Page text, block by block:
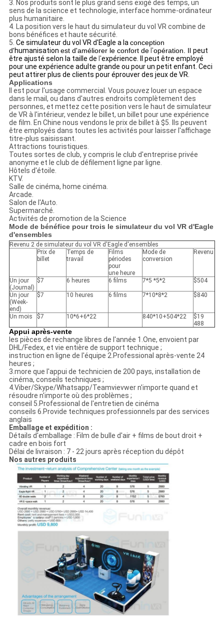
3. Nos produits sont le plus grand sens exigé des temps, un
sens de la science et technologie, interface homme-ordinateur
plus humanitaire.
4. La position vers le haut du simulateur du vol VR combine de
bons bénéfices et haute sécurité.
5. Ce simulateur du vol VR d'Eagle a la conception
d'humanisation est d'améliorer le confort del'opération. Il peut
être ajusté selon la taille de l'expérience. Il peut être employé
pour une expérience adulte grande ou pour un petit enfant. Ceci
peut attirer plus de clients pour éprouver des jeux de VR.
Applications
Il est pour l'usage commercial. Vous pouvez louer un espace
dans le mail, ou dans d'autres endroits complètement des
personnes, et mettez cette position vers le haut de simulateur
de VR à l'intérieur, vendez le billet, un billet pour une expérience
de film. En Chine nous vendons le prix de billet à $5. Ils peuvent
être employés dans toutes les activités pour laisser l'affichage
titre-plus saisissant.
Attractions touristiques.
Toutes sortes de club, y compris le club d'entreprise privée
anonyme et le club de défilement ligne par ligne.
Hôtels d'étoile.
KTV.
Salle de cinéma, home cinéma.
Arcade.
Salon de l'Auto.
Supermarché.
Activités de promotion de la Science
Mode de bénéfice pour trois le simulateur du vol VR d'Eagle
d'ensembles
Revenu 2 de simulateur du vol VR d'Eagle d'ensembles
Prix de
billet
Temps de
travail
Films
périodes
pour
une heure
Mode de
conversion
Revenu
Un jour
(Journal)
$7 6 heures 6 films 7*5 *5*2 $504
Un jour
(Week-
end)
$7 10 heures 6 films 7*10*8*2 $840
Un mois $7 10*6+6*22 840*10+504*22
$19
488
Appui après-vente
les pièces de rechange libres de l'année 1.One, envoient par
DHL/Fedex, et vie entière de support technique ;
instruction en ligne de l'équipe 2.Professional après-vente 24
heures ;
3.more que l'appui de technicien de 200 pays, installation de
cinéma, conseils techniques ;
4.Viber/Skype/Whatsapp/Teamvievwer n'importe quand et
résoudre n'importe où des problèmes ;
conseil 5.Professional de l'entretien de cinéma
conseils 6.Provide techniques professionnels par des services
anglais
Emballage et expédition :
Détails d'emballage : Film de bulle d'air + films de bout droit +
cadre en bois fort
Délai de livraison : 7 - 22 jours après réception du dépôt
Nos autres produits